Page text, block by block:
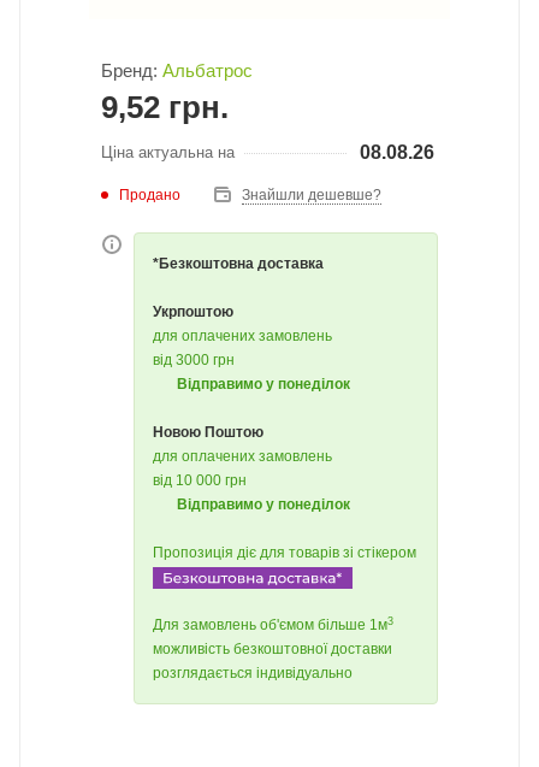
Бренд: Альбатрос
9,52 грн.
Ціна актуальна на 08.08.26
Продано Знайшли дешевше?
*Безкоштовна доставка
Укрпоштою
для оплачених замовлень
від 3000 грн
Відправимо у понеділок
Новою Поштою
для оплачених замовлень
від 10 000 грн
Відправимо у понеділок
Пропозиція діє для товарів зі стікером
Для замовлень об'ємом більше 1м3
можливість безкоштовної доставки
розглядається індивідуально